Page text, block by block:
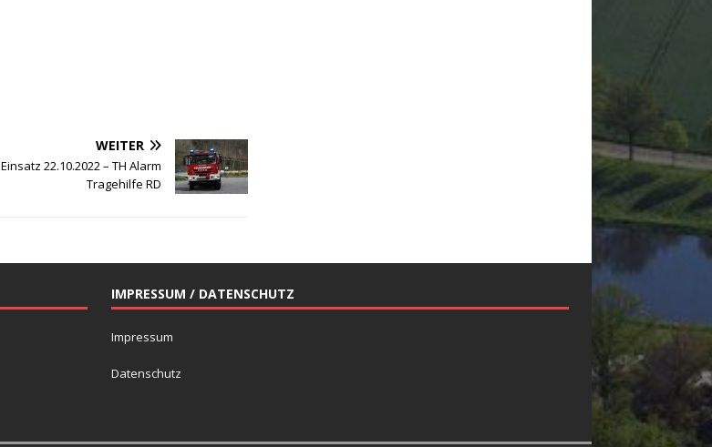
WEITER
Einsatz 22.10.2022 – TH Alarm
Tragehilfe RD
IMPRESSUM / DATENSCHUTZ
Impressum
Datenschutz